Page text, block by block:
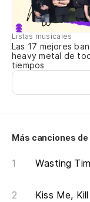
Listas musicales
Las 17 mejores
heavy metal de
tiempos
Más canciones
Wasting
Kiss Me,